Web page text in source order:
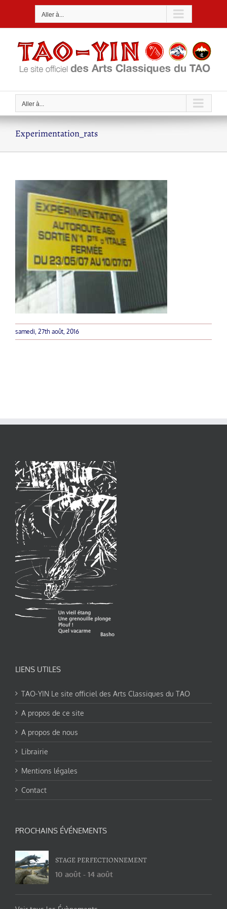
Aller à...
Aller à...
Experimentation_rats
samedi, 27th août, 2016
LIENS UTILES
TAO-YIN Le site officiel des Arts Classiques du TAO
A propos de ce site
A propos de nous
Librairie
Mentions légales
Contact
PROCHAINS ÉVÉNEMENTS
STAGE PERFECTIONNEMENT
10 août - 14 août